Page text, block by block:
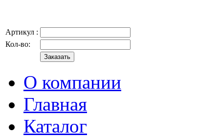
Артикул :
Кол-во:
О компании
Главная
Каталог